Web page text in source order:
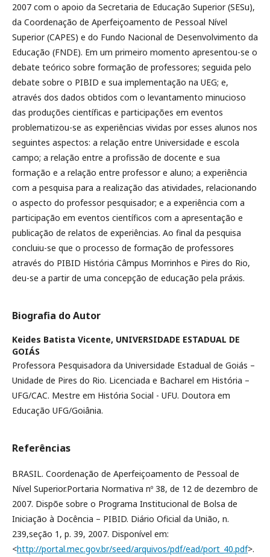
2007 com o apoio da Secretaria de Educação Superior (SESu),
da Coordenação de Aperfeiçoamento de Pessoal Nível
Superior (CAPES) e do Fundo Nacional de Desenvolvimento da
Educação (FNDE). Em um primeiro momento apresentou-se o
debate teórico sobre formação de professores; seguida pelo
debate sobre o PIBID e sua implementação na UEG; e,
através dos dados obtidos com o levantamento minucioso
das produções científicas e participações em eventos
problematizou-se as experiências vividas por esses alunos nos
seguintes aspectos: a relação entre Universidade e escola
campo; a relação entre a profissão de docente e sua
formação e a relação entre professor e aluno; a experiência
com a pesquisa para a realização das atividades, relacionando
o aspecto do professor pesquisador; e a experiência com a
participação em eventos científicos com a apresentação e
publicação de relatos de experiências. Ao final da pesquisa
concluiu-se que o processo de formação de professores
através do PIBID História Câmpus Morrinhos e Pires do Rio,
deu-se a partir de uma concepção de educação pela práxis.
Biografia do Autor
Keides Batista Vicente, UNIVERSIDADE ESTADUAL DE
GOIÁS
Professora Pesquisadora da Universidade Estadual de Goiás –
Unidade de Pires do Rio. Licenciada e Bacharel em História –
UFG/CAC. Mestre em História Social - UFU. Doutora em
Educação UFG/Goiânia.
Referências
BRASIL. Coordenação de Aperfeiçoamento de Pessoal de
Nível Superior.Portaria Normativa nº 38, de 12 de dezembro de
2007. Dispõe sobre o Programa Institucional de Bolsa de
Iniciação à Docência – PIBID. Diário Oficial da União, n.
239,seção 1, p. 39, 2007. Disponível em:
<http://portal.mec.gov.br/seed/arquivos/pdf/ead/port_40.pdf>.